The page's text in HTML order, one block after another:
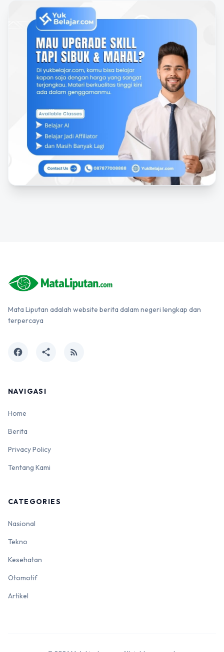
Mata Liputan adalah website berita dalam negeri lengkap dan
terpercaya
facebook share rss_feed
NAVIGASI
Home
Berita
Privacy Policy
Tentang Kami
CATEGORIES
Nasional
Tekno
Kesehatan
Otomotif
Artikel